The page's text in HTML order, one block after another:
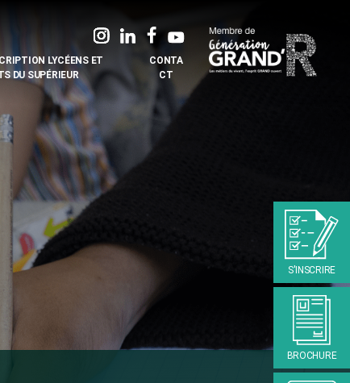
LYCÉENS ET
DU SUPÉRIEUR
CONTA
CT
S'INSCRIRE
BROCHURE